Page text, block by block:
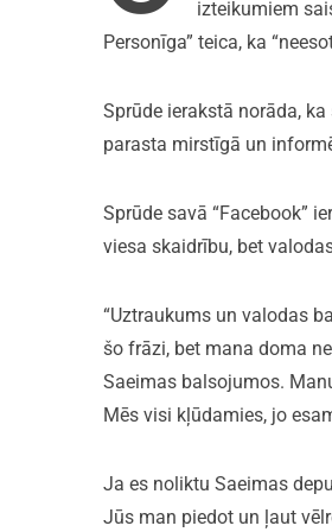
izteikumiem
Personīga” teica, ka
Sprūde ierakstā norāda,
parasta mirstīgā un
Sprūde savā “Facebook”
viesa skaidrību, bet
“Uztraukums un valodas
šo frāzi, bet mana doma
Saeimas balsojumos.
Mēs visi kļūdamies, jo
Ja es noliktu Saeimas
Jūs man piedot un ļaut